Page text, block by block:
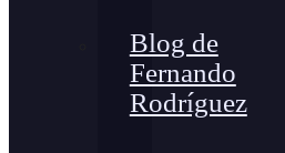
Blog de
Fernando
Rodríguez